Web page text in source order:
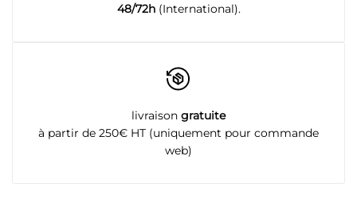
48/72h(International).
livraison gratuite
à partir de 250€ HT (uniquement pour commande
web)